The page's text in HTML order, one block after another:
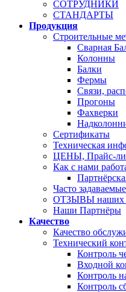
СОТРУДНИКИ
СТАНДАРТЫ
Продукция
Строительные
Сварная
Колонны
Балки
Фермы
Связи,
Прогоны
Фахверки
Сертификаты
Техническая
ЦЕНЫ, Прайс-
Как с нами
Часто
ОТЗЫВЫ наших
Наши Партнёры
Качество
Качество
Технический
Контроль
Входной
Контроль
Контроль